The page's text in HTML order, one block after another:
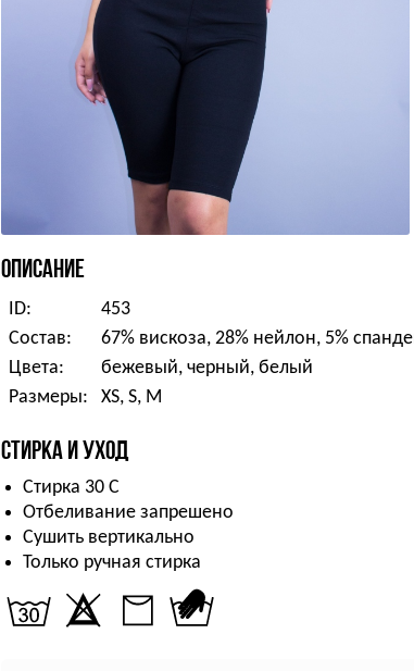
ОПИСАНИЕ
ID:
453
Состав:
67% вискоза, 28% нейлон, 5%
Цвета:
бежевый, черный, белый
Размеры:
XS, S, M
СТИРКА И УХОД
Стирка 30 С
Отбеливание запрешено
Сушить вертикально
Только ручная стирка